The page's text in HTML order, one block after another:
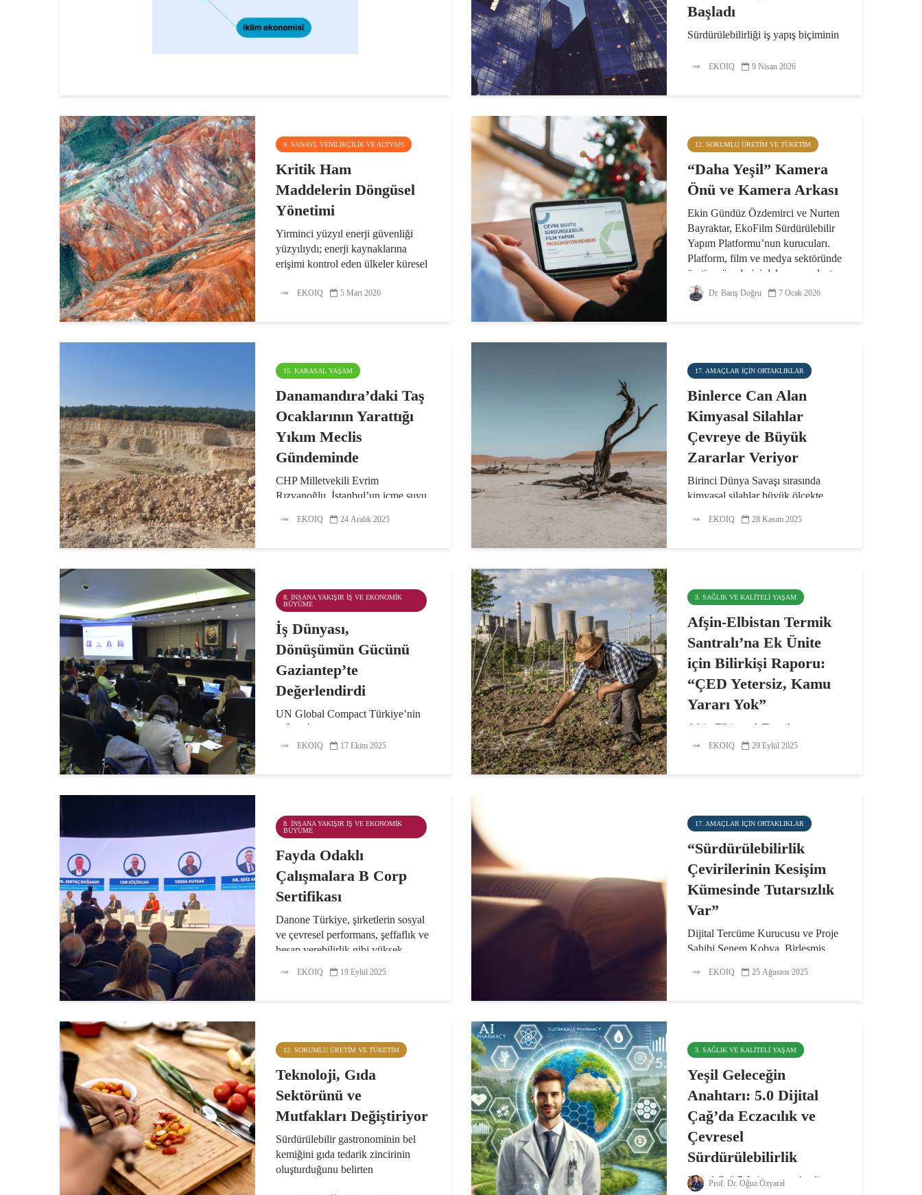
Başladı
Sürdürülebilirliği iş yapış biçiminin
ve sosyal etkilerini yürüttükleri
EKOIQ 9 Nisan 2026
9. SANAYI, YENILIKÇILIK VE ALTYAPI
Kritik Ham
Maddelerin Döngüsel
Yönetimi
Yirminci yüzyıl enerji güvenliği
yüzyılıydı; enerji kaynaklarına
erişimi kontrol eden ülkeler küresel
belirleyici rol oynadı. Yirmi birinci
EKOIQ 5 Mart 2026
12. SORUMLU ÜRETIM VE TÜKETIM
“Daha Yeşil” Kamera
Önü ve Kamera Arkası
Ekin Gündüz Özdemirci ve Nurten
Bayraktar, EkoFilm Sürdürülebilir
Yapım Platformu’nun kurucuları.
Platform, film ve medya sektöründe
üretim süreçlerini daha çevre dostu
hale getirmekle birlikte üretilen
içerikler...
Dr. Barış Doğru 7 Ocak 2026
15. KARASAL YAŞAM
Danamandıra’daki Taş
Ocaklarının Yarattığı
Yıkım Meclis
Gündeminde
CHP Milletvekili Evrim
Rızvanoğlu, İstanbul’un içme suyu
binlerce yıllık kültürel mirasını
EKOIQ 24 Aralık 2025
17. AMAÇLAR IÇIN ORTAKLIKLAR
Binlerce Can Alan
Kimyasal Silahlar
Çevreye de Büyük
Zararlar Veriyor
Birinci Dünya Savaşı sırasında
kimyasal silahlar büyük ölçekte
insanın ölümüne ve yaklaşık 1
EKOIQ 28 Kasım 2025
8. İNSANA YAKIŞIR İŞ VE EKONOMIK
BÜYÜME
İş Dünyası,
Dönüşümün Gücünü
Gaziantep’te
Değerlendirdi
UN Global Compact Türkiye’nin
Odası ev sahipliğinde düzenlediği
EKOIQ 17 Ekim 2025
3. SAĞLIK VE KALITELI YAŞAM
Afşin-Elbistan Termik
Santralı’na Ek Ünite
için Bilirkişi Raporu:
“ÇED Yetersiz, Kamu
Yararı Yok”
Afşin-Elbistan A Termik
Santralı’na yapılması planlanan iki
sağlığını korumada yetersiz...
EKOIQ 29 Eylül 2025
8. İNSANA YAKIŞIR İŞ VE EKONOMIK
BÜYÜME
Fayda Odaklı
Çalışmalara B Corp
Sertifikası
Danone Türkiye, şirketlerin sosyal
ve çevresel performans, şeffaflık ve
hesap verebilirlik gibi yüksek
B Corp sertifikasını almaya hak
EKOIQ 19 Eylül 2025
17. AMAÇLAR IÇIN ORTAKLIKLAR
“Sürdürülebilirlik
Çevirilerinin Kesişim
Kümesinde Tutarsızlık
Var”
Dijital Tercüme Kurucusu ve Proje
Sahibi Senem Kobya, Birleşmiş
Amaçları yayımlandığından bu
EKOIQ 25 Ağustos 2025
12. SORUMLU ÜRETIM VE TÜKETIM
Teknoloji, Gıda
Sektörünü ve
Mutfakları Değiştiriyor
Sürdürülebilir gastronominin bel
kemiğini gıda tedarik zincirinin
oluşturduğunu belirten
3. SAĞLIK VE KALITELI YAŞAM
Yeşil Geleceğin
Anahtarı: 5.0 Dijital
Çağ’da Eczacılık ve
Çevresel
Sürdürülebilirlik
Dijital Çağ 5.0, insan-merkezli
Prof. Dr. Oğuz Özyaral